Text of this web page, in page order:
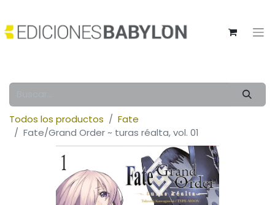
Todos los productos
Fate
Fate/Grand Order ~ turas réalta, vol. 01